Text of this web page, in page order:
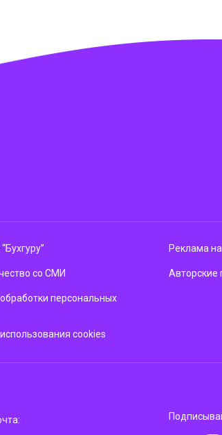
со СМИ
персональных
cookies
Реклама
Авторские